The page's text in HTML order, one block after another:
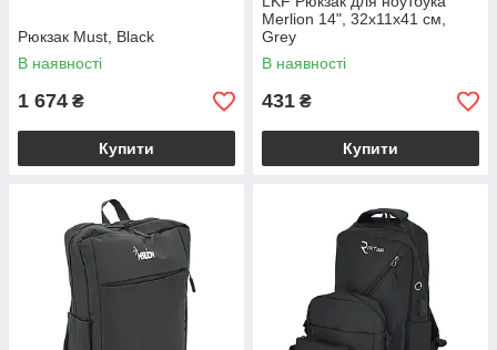
Рюкзак Must, Black
В наявності
1 674 ₴
Купити
Merlion 14", 32х11х41 см,
Grey
В наявності
431 ₴
Купити